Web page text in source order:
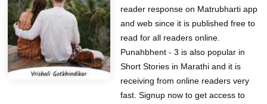
reader response on Matrubharti app
and web since it is published free to
read for all readers online.
Punahbhent - 3 is also popular in
Short Stories in Marathi and it is
receiving from online readers very
fast. Signup now to get access to